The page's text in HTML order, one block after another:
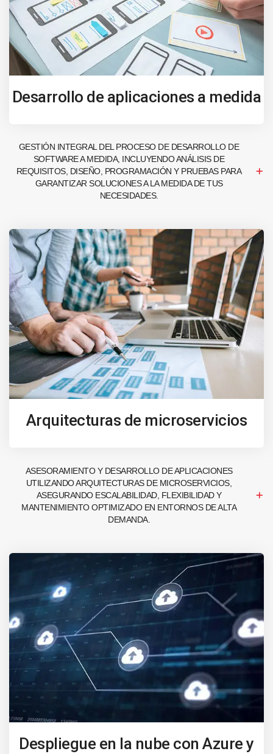
Desarrollo de aplicaciones a medida
GESTIÓN INTEGRAL DEL PROCESO DE DESARROLLO DE
SOFTWARE A MEDIDA, INCLUYENDO ANÁLISIS DE
REQUISITOS, DISEÑO, PROGRAMACIÓN Y PRUEBAS PARA
GARANTIZAR SOLUCIONES A LA MEDIDA DE TUS
NECESIDADES.
Arquitecturas de microservicios
ASESORAMIENTO Y DESARROLLO DE APLICACIONES
UTILIZANDO ARQUITECTURAS DE MICROSERVICIOS,
ASEGURANDO ESCALABILIDAD, FLEXIBILIDAD Y
MANTENIMIENTO OPTIMIZADO EN ENTORNOS DE ALTA
DEMANDA.
Despliegue en la nube con Azure y